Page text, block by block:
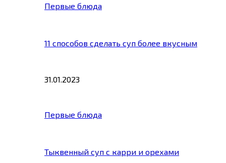
Первые блюда
11 способов сделать суп более вкусным
31.01.2023
Первые блюда
Тыквенный суп с карри и орехами